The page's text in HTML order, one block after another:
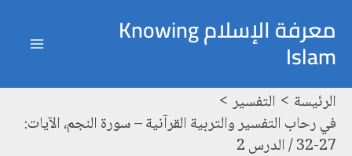
إلى
المحتوى
معرفة الإسلام Knowing
Islam
الرئيسة
التفسير
في رحاب التفسير والتربية القرآنية – سورة النجم، الآيات:
27-32 / الدرس 2
navigation